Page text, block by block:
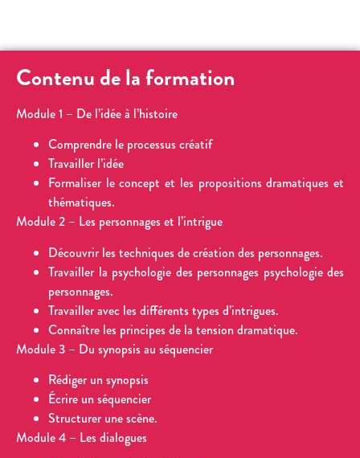
Contenu de la formation
Module 1 – De l’idée à l’histoire
Comprendre le processus créatif
Travailler l’idée
Formaliser le concept et les propositions dramatiques et
thématiques.
Module 2 – Les personnages et l’intrigue
Découvrir les techniques de création des personnages.
Travailler la psychologie des personnages psychologie des
personnages.
Travailler avec les différents types d’intrigues.
Connaître les principes de la tension dramatique.
Module 3 – Du synopsis au séquencier
Rédiger un synopsis
Écrire un séquencier
Structurer une scène.
Module 4 – Les dialogues